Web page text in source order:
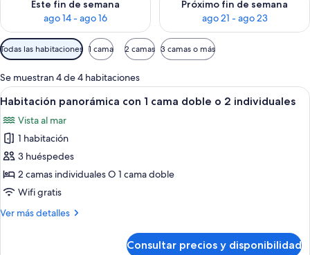
Este fin de semana
ago 14 - ago 16
Próximo fin de semana
ago 21 - ago 23
Filtros
disponibles
para
las
habitaciones
Todas las habitaciones 1 cama 2 camas 3 camas o más
Se muestran 4 de 4 habitaciones
Abrir
todas
las
fotos
de
Habitación
panorámica
1
Habitación panorámica con 1 cama
12
Habitación panorámica con 1 cama doble o 2 individuales
Vista al mar
1 habitación
3 huéspedes
2 camas individuales O 1 cama doble
Wifi gratis
Ver más detalles
Más
Consultar precios y disponibilidad